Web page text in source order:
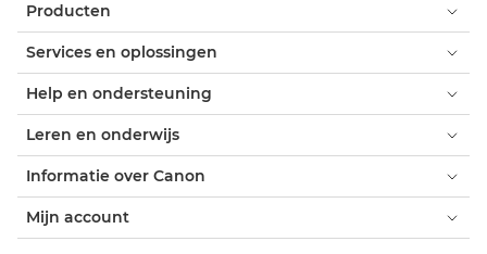
Producten
Services en oplossingen
Help en ondersteuning
Leren en onderwijs
Informatie over Canon
Mijn account